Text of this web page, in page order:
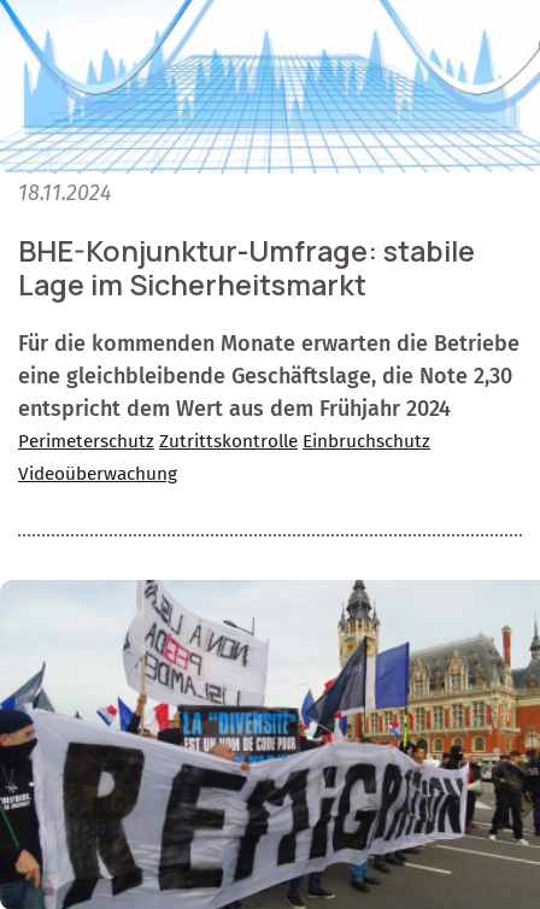
18.11.2024
BHE-Konjunktur-Umfrage: stabile
Lage im Sicherheitsmarkt
Für die kommenden Monate erwarten die Betriebe
eine gleichbleibende Geschäftslage, die Note 2,30
entspricht dem Wert aus dem Frühjahr 2024
Perimeterschutz Zutrittskontrolle Einbruchschutz
Videoüberwachung